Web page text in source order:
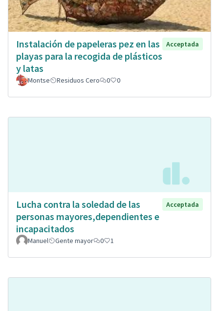
Instalación de papeleras pez en las
playas para la recogida de plásticos
y latas
Acceptada
Montse Residuos Cero 0 0
Lucha contra la soledad de las
personas mayores,dependientes e
incapacitados
Acceptada
Manuel Gente mayor 0 1